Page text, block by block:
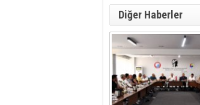
Diğer Haberler